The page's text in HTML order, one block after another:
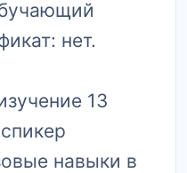
нет.
13
навыки в